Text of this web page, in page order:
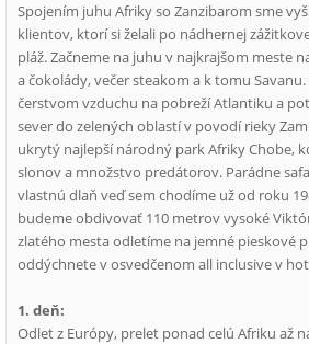
Spojením juhu Afriky so Zanzibarom sme
klientov, ktorí si želali po nádhernej
pláž. Začneme na juhu v najkrajšom meste
a čokolády, večer steakom a k tomu
čerstvom vzduchu na pobreží Atlantiku a
sever do zelených oblastí v povodí rieky
ukrytý najlepší národný park Afriky Chobe,
slonov a množstvo predátorov. Parádne
vlastnú dlaň veď sem chodíme už od roku
budeme obdivovať 110 metrov vysoké
zlatého mesta odletíme na jemné pieskové
oddýchnete v osvedčenom all inclusive v
1. deň:
Odlet z Európy, prelet ponad celú Afriku až